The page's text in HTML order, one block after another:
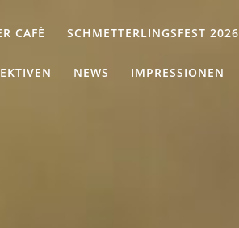
CAFÉ SCHMETTERLINGSFEST 2026
NEWS IMPRESSIONEN